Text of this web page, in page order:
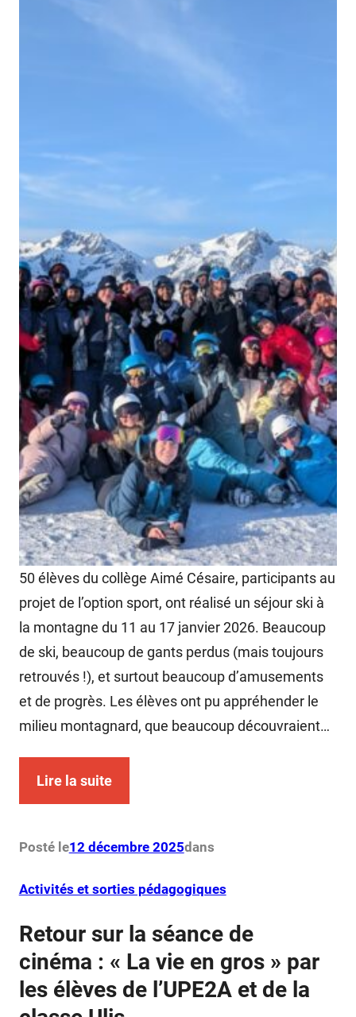
50 élèves du collège Aimé Césaire, participants au
projet de l’option sport, ont réalisé un séjour ski à
la montagne du 11 au 17 janvier 2026. Beaucoup
de ski, beaucoup de gants perdus (mais toujours
retrouvés !), et surtout beaucoup d’amusements
et de progrès. Les élèves ont pu appréhender le
milieu montagnard, que beaucoup découvraient…
Lire la suite
Posté le12 décembre 2025dans
Activités et sorties pédagogiques
Retour sur la séance de
cinéma : « La vie en gros » par
les élèves de l’UPE2A et de la